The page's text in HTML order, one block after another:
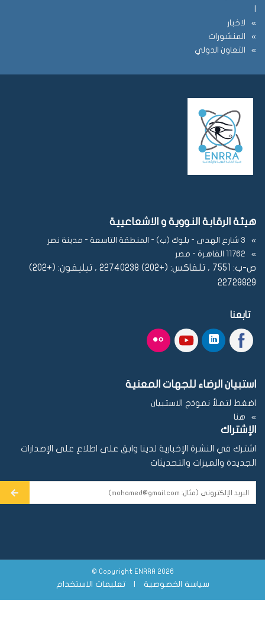
ا
لاخبار
المنشورات
التعاون الدولي
هيئة الرقابة النووية و الاشعاعيية
3 شارع الهدى - بلوك (ب) - المنطقة التاسعة - مدينة نصر
11762 القاهرة - مصر
ص-ب: 7551 ، تلفاكس: (+202) 22740238 ، تيليفون: (+202)
22728829
تابعنا
استبيان الرضاء للجهات المعنية
اضغط لتملأ نموذج الاستبيان
هنا
الإشتراك
اشترك في النشرة الإخبارية لدينا وابق على اطلاع على الإصدارات
الجديدة والميزات والتحديثات
Copyright ENRRA 2026 ©
سياسة الخصوصية تعليمات الاستخدام